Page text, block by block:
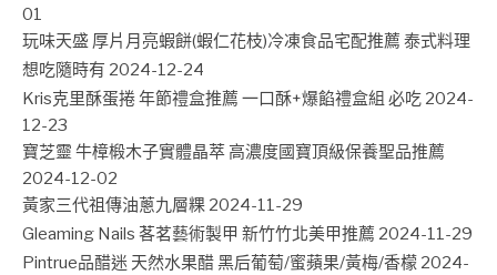
01
玩味天盛 厚片月亮蝦餅(蝦仁花枝)冷凍食品宅配推薦 泰式料理
想吃隨時有 2024-12-24
Kris克里酥蛋捲 年節禮盒推薦 一口酥+爆餡禮盒組 必吃 2024-
12-23
寶芝靈 牛樟椴木子實體晶萃 高濃度國寶頂級保養聖品推薦
2024-12-02
黃家三代祖傳油蔥九層粿 2024-11-29
Gleaming Nails 茖茗藝術製甲 新竹竹北美甲推薦 2024-11-29
Pintrue品醋迷 天然水果醋 黑后葡萄/蜜蘋果/黃梅/香檬 2024-